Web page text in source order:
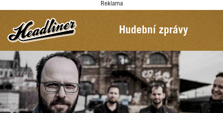
Reklama
Hudební zprávy